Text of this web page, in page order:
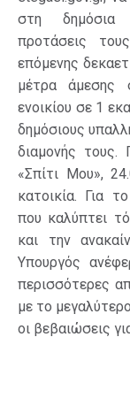
στη δημόσια
προτάσεις
επόμενης
μέτρα άμεσης
ενοικίου σε 1
δημόσιους
διαμονής
«Σπίτι Μου»,
κατοικία. Για
που καλύπτει
και την
Υπουργός
περισσότερες
με το
οι βεβαιώσεις